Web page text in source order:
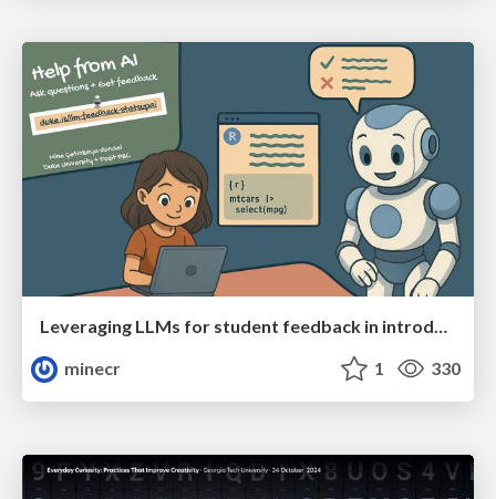
Leveraging LLMs for student feedback in introductory data science courses - posit::conf(2025)
minecr
1 330